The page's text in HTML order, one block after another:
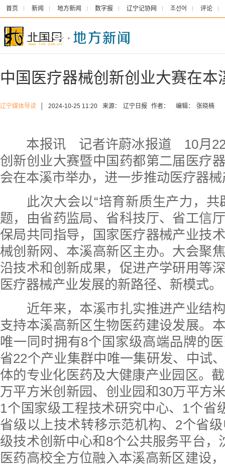
首页 新闻 地方新闻 数字报 辽宁记协网 조선어 评论
中国医疗器械创新创业大赛在本
辽宁媒体导读 2024-10-25 11:20 来源： 辽宁日报 作者： 编辑： 张晓楠
本报讯 记者许蔚冰报道 10月22
创新创业大赛暨中国药都第二届医疗
会在本溪市举办，进一步推动医疗器
此次大会以“培育新质生产力，共
题，由省药监局、省科技厅、省工信
保局共同指导，国家医疗器械产业技
械创新网、本溪高新区主办。大会聚
沿技术和创新成果，促进产学研用等
医疗器械产业发展的新路径、新模式。
近年来，本溪市扎实推进产业结构
支持本溪高新区生物医药建设发展。
唯一同时拥有8个国家级高端品牌的
省22个产业集群中唯一集研发、中试
体的专业化医药及大健康产业园区。
万平方米创新园、创业园和30万平方
1个国家级工程技术研究中心、1个省
省级以上技术转移示范机构、2个省
级技术创新中心和8个公共服务平台，
医药高校全方位融入本溪高新区建设